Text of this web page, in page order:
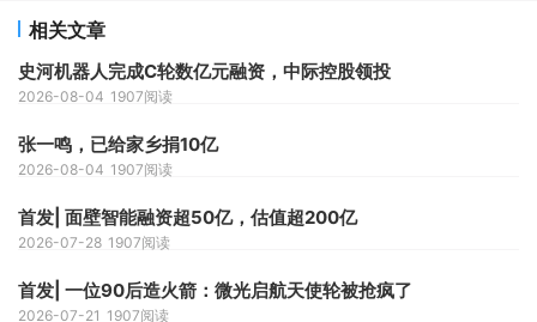
相关文章
史河机器人完成C轮数亿元融资，中际控股领投
2026-08-04 1907阅读
张一鸣，已给家乡捐10亿
2026-08-04 1907阅读
首发| 面壁智能融资超50亿，估值超200亿
2026-07-28 1907阅读
首发| 一位90后造火箭：微光启航天使轮被抢疯了
2026-07-21 1907阅读